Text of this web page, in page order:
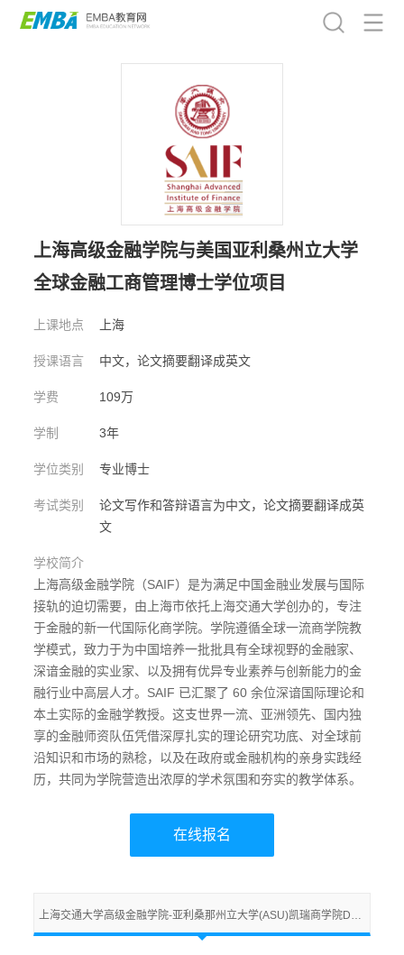
上海高级金融学院与美国亚利桑州立大学
全球金融工商管理博士学位项目
上课地点 上海
授课语言 中文，论文摘要翻译成英文
学费 109万
学制 3年
学位类别 专业博士
考试类别
论文写作和答辩语言为中文，论文摘要翻译成英
文
学校简介
上海高级金融学院（SAIF）是为满足中国金融业发展与国际
接轨的迫切需要，由上海市依托上海交通大学创办的，专注
于金融的新一代国际化商学院。学院遵循全球一流商学院教
学模式，致力于为中国培养一批批具有全球视野的金融家、
深谙金融的实业家、以及拥有优异专业素养与创新能力的金
融行业中高层人才。SAIF 已汇聚了 60 余位深谙国际理论和
本土实际的金融学教授。这支世界一流、亚洲领先、国内独
享的金融师资队伍凭借深厚扎实的理论研究功底、对全球前
沿知识和市场的熟稔，以及在政府或金融机构的亲身实践经
历，共同为学院营造出浓厚的学术氛围和夯实的教学体系。
在线报名
上海交通大学高级金融学院-亚利桑那州立大学(ASU)凯瑞商学院DBA项目介绍